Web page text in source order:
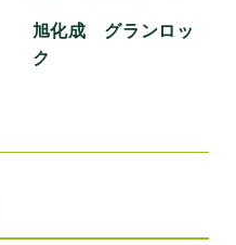
旭化成 グランロッ
ク